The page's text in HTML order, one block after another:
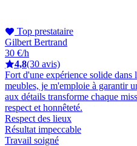
Top prestataire
Gilbert Bertrand
30 €/h
4,8(30 avis)
Fort d'une expérience solide dans
meubles, je m'emploie à garantir
aux détails transforme chaque
respect et honnêteté.
Respect des lieux
Résultat impeccable
Travail soigné